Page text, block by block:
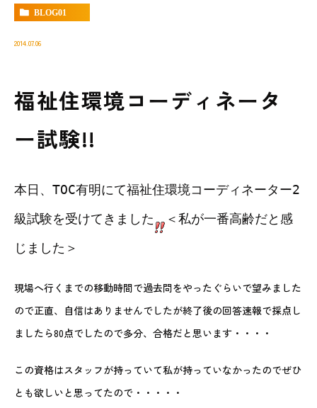
BLOG01
2014.07.06
福祉住環境コーディネータ
ー試験!!
本日、TOC有明にて福祉住環境コーディネーター2
級試験を受けてきました
＜私が一番高齢だと感
じました＞
現場へ行くまでの移動時間で過去問をやったぐらいで望みました
ので正直、自信はありませんでしたが終了後の回答速報で採点し
ましたら80点でしたので多分、合格だと思います・・・・
この資格はスタッフが持っていて私が持っていなかったのでぜひ
とも欲しいと思ってたので・・・・・